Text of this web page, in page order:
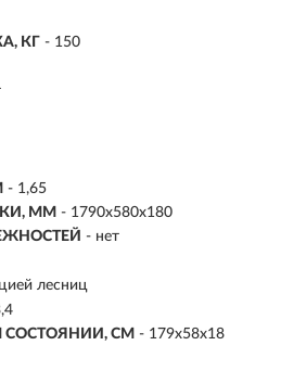
КГ - 150
- 1,65
ММ - 1790х580х180
- нет
лесниц
СОСТОЯНИИ, СМ - 179х58х18